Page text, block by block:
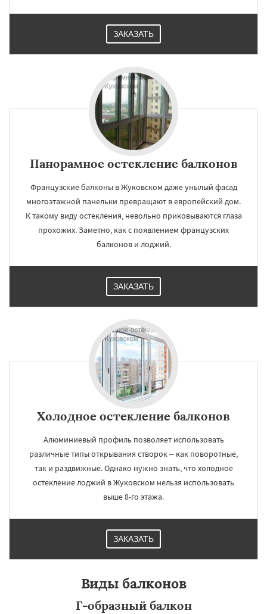
ЗАКАЗАТЬ
Панорамное остекление балконов
Французские балконы в Жуковском даже унылый фасад
многоэтажной панельки превращают в европейский дом.
К такому виду остекления, невольно приковываются глаза
прохожих. Заметно, как с появлением французских
балконов и лоджий.
ЗАКАЗАТЬ
Холодное остекление балконов
Алюминиевый профиль позволяет использовать
различные типы открывания створок – как поворотные,
так и раздвижные. Однако нужно знать, что холодное
остекление лоджий в Жуковском нельзя использовать
выше 8-го этажа.
ЗАКАЗАТЬ
Виды балконов
Г-образный балкон